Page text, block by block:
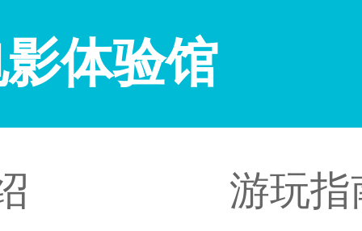
体验馆
游玩指